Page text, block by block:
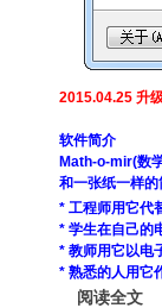
2015.04.25 升
软件简介
Math-o-mir(数
和一张纸一样
* 工程师用它代
* 学生在自己的
* 教师用它以电
* 熟悉的人用它
阅读全文